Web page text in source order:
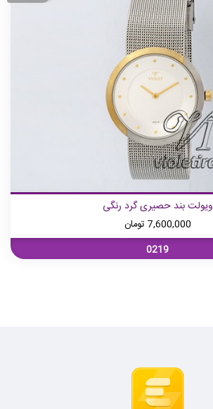
ویولت بند حصیری گرد رنگی
7,600,000 تومان
0219